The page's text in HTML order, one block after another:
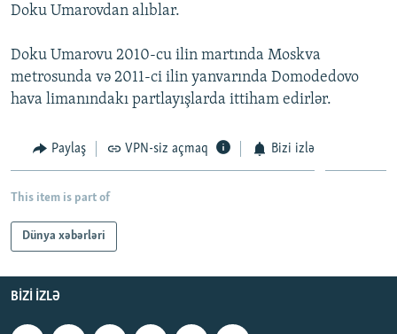
İZ - MƏDƏNIYYƏT PROQRAMI
MATERIALLARIMIZDAN ISTIFADƏ
AZADLIQRADIOSU MOBIL TELEFONUNUZDA
BIZIMLƏ ƏLAQƏ
RFE/RL-in bütün saytları
Doku Umarovdan alıblar.
Doku Umarovu 2010-cu ilin martında Moskva
metrosunda və 2011-ci ilin yanvarında Domodedovo
hava limanındakı partlayışlarda ittiham edirlər.
Paylaş VPN-siz açmaq Bizi izlə
This item is part of
Dünya xəbərləri
BIZI IZLƏ